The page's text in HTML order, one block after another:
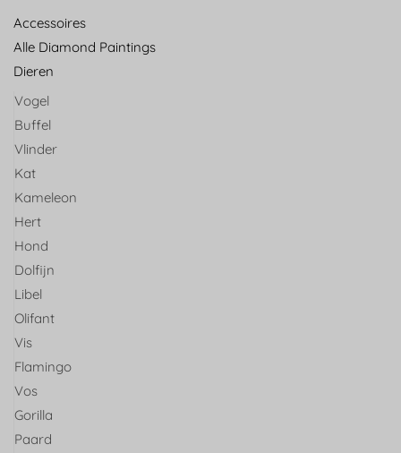
Accessoires
Alle Diamond Paintings
Dieren
Vogel
Buffel
Vlinder
Kat
Kameleon
Hert
Hond
Dolfijn
Libel
Olifant
Vis
Flamingo
Vos
Gorilla
Paard